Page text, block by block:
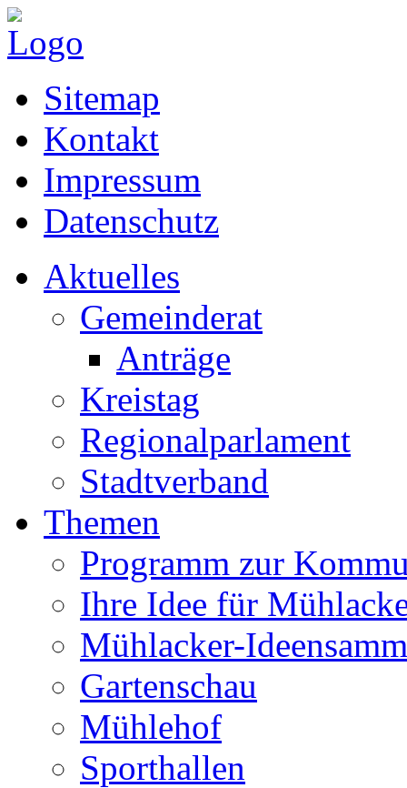
Sitemap
Kontakt
Impressum
Datenschutz
Aktuelles
Gemeinderat
Anträge
Kreistag
Regionalparlament
Stadtverband
Themen
Programm zur
Ihre Idee für
Mühlacker-
Gartenschau
Mühlehof
Sporthallen